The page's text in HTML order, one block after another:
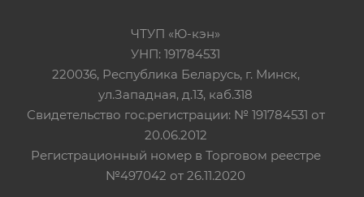
ЧТУП «Ю-кэн»
УНП: 191784531
220036, Республика Беларусь, г. Минск,
ул.Западная, д.13, каб.318
Свидетельство гос.регистрации: № 191784531 от
20.06.2012
Регистрационный номер в Торговом реестре
№497042 от 26.11.2020